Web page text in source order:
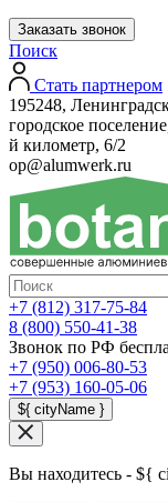
Заказать звонок
Поиск
Стать партнером
195248,
городское
й километр, 6/2
op@alumwerk.ru
+7 (812) 317-75-84
8 (800) 550-41-38
Звонок по РФ
+7 (950) 006-80-53
+7 (953) 160-05-06
${ cityName }
Вы находитесь - ${